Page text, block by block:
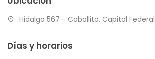
Hidalgo 567 - Caballito, Capital Federal
Días y horarios